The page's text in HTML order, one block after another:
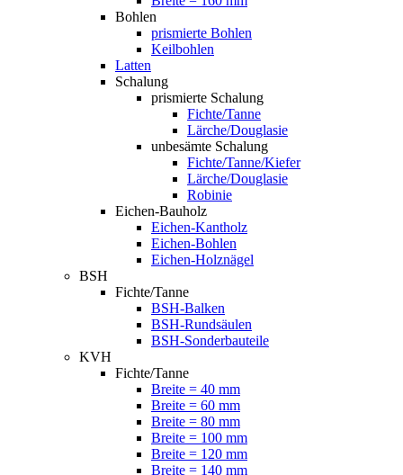
Bohlen
prismierte Bohlen
Keilbohlen
Latten
Schalung
prismierte Schalung
Fichte/Tanne
Lärche/Douglasie
unbesämte Schalung
Fichte/Tanne/Kiefer
Lärche/Douglasie
Robinie
Eichen-Bauholz
Eichen-Kantholz
Eichen-Bohlen
Eichen-Holznägel
BSH
Fichte/Tanne
BSH-Balken
BSH-Rundsäulen
BSH-Sonderbauteile
KVH
Fichte/Tanne
Breite = 40 mm
Breite = 60 mm
Breite = 80 mm
Breite = 100 mm
Breite = 120 mm
Breite = 140 mm